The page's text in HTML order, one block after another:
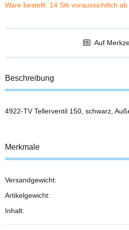
Ware bestellt. 14 Stk voraussichtlich
Auf
Beschreibung
4922-TV Tellerventil 150, schwarz,
Merkmale
Produkteigenschaft
Wert
Versandgewicht:
Artikelgewicht:
Inhalt: